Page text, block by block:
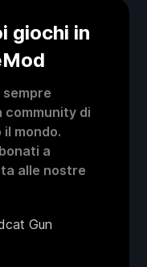
giochi in
sempre
di
mondo.
a
alle nostre
Gun